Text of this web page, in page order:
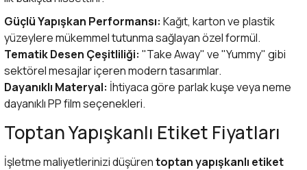
Güçlü Yapışkan Performansı: Kağıt, karton ve plastik
yüzeylere mükemmel tutunma sağlayan özel formül.
Tematik Desen Çeşitliliği: "Take Away" ve "Yummy" gibi
sektörel mesajlar içeren modern tasarımlar.
Dayanıklı Materyal: İhtiyaca göre parlak kuşe veya neme
dayanıklı PP film seçenekleri.
Toptan Yapışkanlı Etiket Fiyatları
İşletme maliyetlerinizi düşürentoptan yapışkanlı etiket